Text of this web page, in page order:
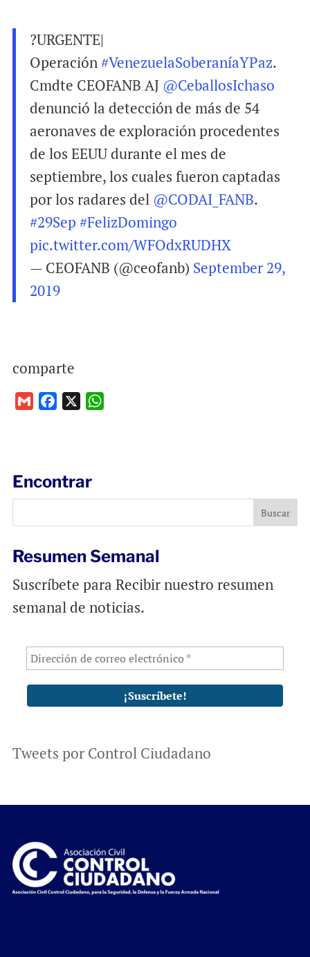
?URGENTE|
Operación#VenezuelaSoberaníaYPaz.
Cmdte CEOFANB AJ @CeballosIchaso
denunció la detección de más de 54
aeronaves de exploración procedentes
de los EEUU durante el mes de
septiembre, los cuales fueron captadas
por los radares del @CODAI_FANB.
#29Sep #FelizDomingo
pic.twitter.com/WFOdxRUDHX
— CEOFANB (@ceofanb) September 29,
2019
comparte
o
k
p
Encontrar
Resumen Semanal
Suscríbete para Recibir nuestro resumen
semanal de noticias.
Tweets por Control Ciudadano